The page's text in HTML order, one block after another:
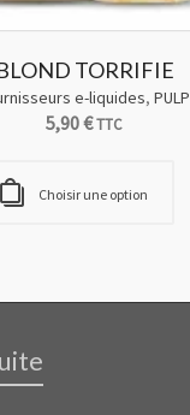
TORRIFIE
e-liquides, PULP
5,90€TTC
Choisir une option